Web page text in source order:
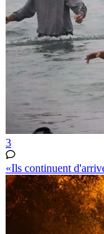
3
«Ils continuent